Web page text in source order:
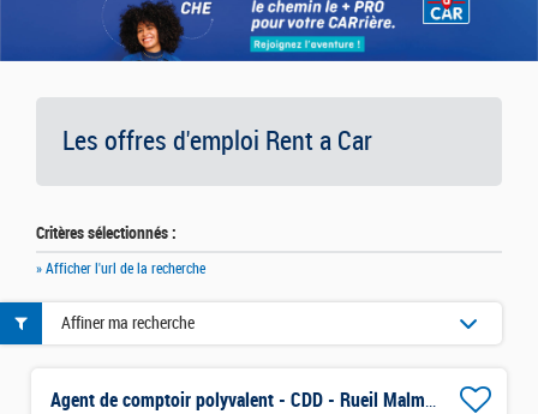
Les offres d'emploi Rent a Car
Critères sélectionnés :
» Afficher l'url de la recherche
Agent de comptoir polyvalent - CDD - Rueil Malmaison H/F
Affiner ma recherche